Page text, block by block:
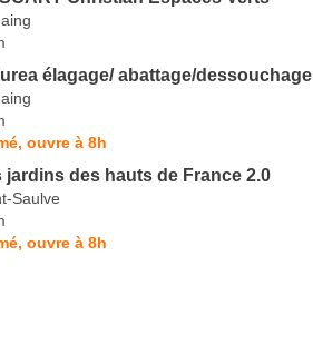
élagage/ abattage/dessouchage
ouvre à 8h
jardins des hauts de France 2.0
Saulve
ouvre à 8h